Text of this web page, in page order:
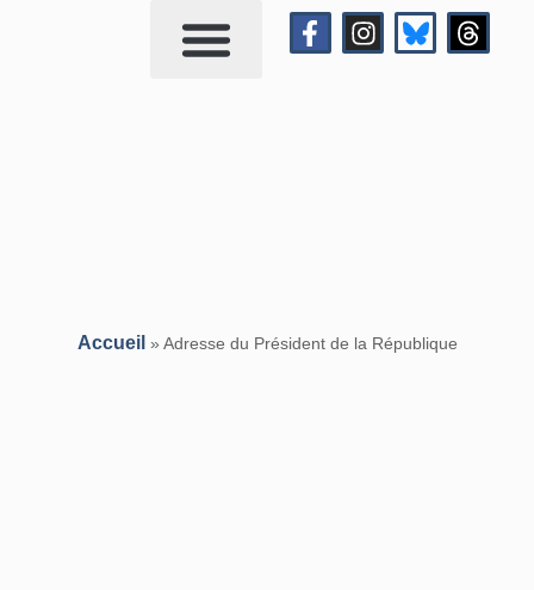
Accueil » Adresse du Président de la République